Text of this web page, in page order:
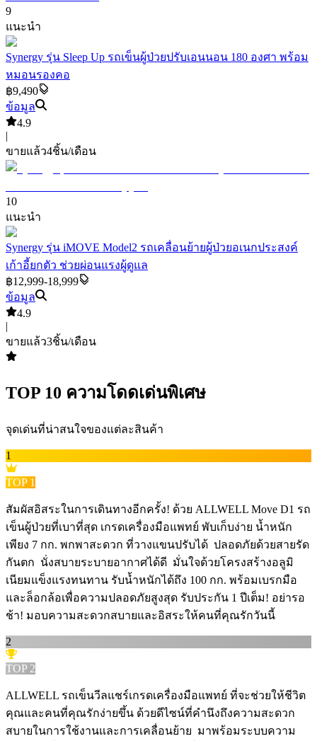
9
แนะนำ
Synergy รุ่น Sleep Up รถเข็นผู้ป่วยปรับเอนนอน 180 องศา พร้อม
หมอนรองคอ
฿9,490
ข้อมูล
4.9
|
ขายแล้ว4ชิ้น/เดือน
10
แนะนำ
Synergy รุ่น iMOVE Model2 รถเคลื่อนย้ายผู้ป่วยอเนกประสงค์
เก้าอี้ยกตัว ช่วยผ่อนแรงผู้ดูแล
฿12,999-18,999
ข้อมูล
4.9
|
ขายแล้ว3ชิ้น/เดือน
TOP 10 ความโดดเด่นพิเศษ
จุดเด่นที่น่าสนใจของแต่ละสินค้า
1
TOP 1
สัมผัสอิสระในการเดินทางอีกครั้ง! ด้วย ALLWELL Move D1 รถ
เข็นผู้ป่วยที่เบาที่สุด เกรดเครื่องมือแพทย์ พับเก็บง่าย น้ำหนัก
เพียง 7 กก. พกพาสะดวก ที่วางแขนปรับได้ ️ ปลอดภัยด้วยสายรัด
กันตก ️ นั่งสบายระบายอากาศได้ดี ️ มั่นใจด้วยโครงสร้างอลูมิ
เนียมแข็งแรงทนทาน รับน้ำหนักได้ถึง 100 กก. พร้อมเบรกมือ
และล็อกล้อเพื่อความปลอดภัยสูงสุด รับประกัน 1 ปีเต็ม! อย่ารอ
ช้า! มอบความสะดวกสบายและอิสระให้คนที่คุณรักวันนี้ ️
2
TOP 2
ALLWELL รถเข็นวีลแชร์เกรดเครื่องมือแพทย์ ที่จะช่วยให้ชีวิต
คุณและคนที่คุณรักง่ายขึ้น ด้วยดีไซน์ที่คำนึงถึงความสะดวก
สบายในการใช้งานและการเคลื่อนย้าย ️ มาพร้อมระบบความ